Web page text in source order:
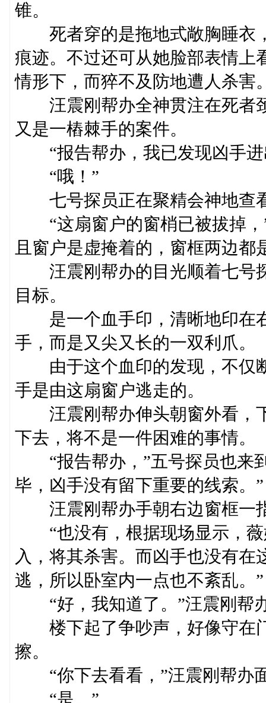
锥。
死者穿的是拖地式敞胸睡衣
痕迹。不过还可从她脸部表情上
情形下，而猝不及防地遭人杀害
汪震刚帮办全神贯注在死者
又是一樁棘手的案件。
“报告帮办，我已发现凶手进
“哦！”
七号探员正在聚精会神地查
“这扇窗户的窗梢已被拔掉，
且窗户是虚掩着的，窗框两边
汪震刚帮办的目光顺着七号
目标。
是一个血手印，清晰地印在
手，而是又尖又长的一双利爪。
由于这个血印的发现，不仅
手是由这扇窗户逃走的。
汪震刚帮办伸头朝窗外看，
下去，将不是一件困难的事情。
“报告帮办，”五号探员也来
毕，凶手没有留下重要的线索。”
汪震刚帮办手朝右边窗框一
“也没有，根据现场显示，薇
入，将其杀害。而凶手也没有
逃，所以卧室内一点也不紊乱。”
“好，我知道了。”汪震刚帮
楼下起了争吵声，好像守在
擦。
“你下去看看，”汪震刚帮办
“是。”